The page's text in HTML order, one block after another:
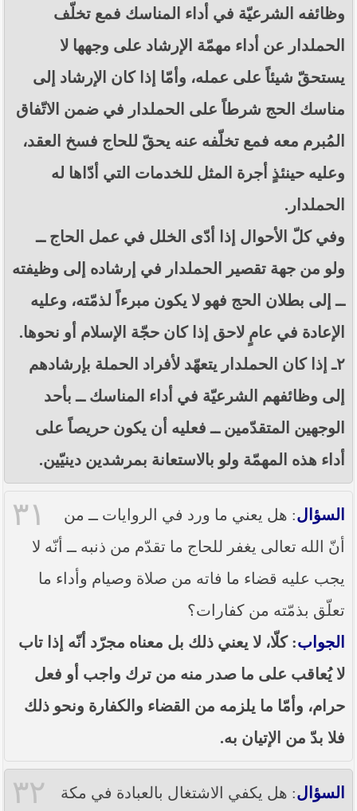
وظائفه الشرعيّة في أداء المناسك فمع تخلّف
الحملدار عن أداء مهمّة الإرشاد على وجهها لا
يستحقّ شيئاً على عمله، وأمّا إذا كان الإرشاد إلى
مناسك الحج شرطاً على الحملدار في ضمن الاتّفاق
المُبرم معه فمع تخلّفه عنه يحقّ للحاج فسخ العقد،
وعليه حينئذٍ أجرة المثل للخدمات التي أدّاها له
الحملدار.
وفي كلّ الأحوال إذا أدّى الخلل في عمل الحاج ــ
ولو من جهة تقصير الحملدار في إرشاده إلى وظيفته
ــ إلى بطلان الحج فهو لا يكون مبرءاً لذمّته، وعليه
الإعادة في عامٍ لاحق إذا كان حجّة الإسلام أو نحوها.
٢ـ إذا كان الحملدار يتعهّد لأفراد الحملة بإرشادهم
إلى وظائفهم الشرعيّة في أداء المناسك ــ بأحد
الوجهين المتقدّمين ــ فعليه أن يكون حريصاً على
أداء هذه المهمّة ولو بالاستعانة بمرشدين دينيّين.
٣١ السؤال: هل يعني ما ورد في الروايات ــ من
أنّ الله تعالى يغفر للحاج ما تقدّم من ذنبه ــ أنّه لا
يجب عليه قضاء ما فاته من صلاة وصيام وأداء ما
تعلّق بذمّته من كفارات؟
الجواب: كلّا، لا يعني ذلك بل معناه مجرّد أنّه إذا تاب
لا يُعاقب على ما صدر منه من ترك واجب أو فعل
حرام، وأمّا ما يلزمه من القضاء والكفارة ونحو ذلك
فلا بدّ من الإتيان به.
٣٢ السؤال: هل يكفي الاشتغال بالعبادة في مكة